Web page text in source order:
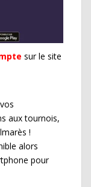
sur le site
aux tournois,
!
alors
pour